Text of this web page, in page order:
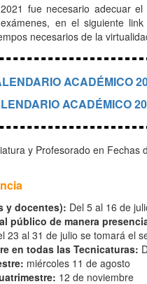
fue necesario adecuar
en el siguiente
necesarios de la
ACADÉMICO
ACADÉMICO
y Profesorado en
y docentes): Del 5 al 16 de
público de manera
23 al 31 de julio se tomará el
en todas las Tecnicaturas:
miércoles 11 de agosto
12 de noviembre